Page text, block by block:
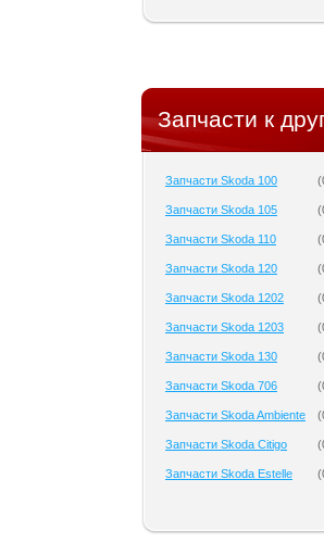
Запчасти к
Запчасти Skoda 100 (
Запчасти Skoda 105 (
Запчасти Skoda 110 (
Запчасти Skoda 120 (
Запчасти Skoda 1202 (
Запчасти Skoda 1203 (
Запчасти Skoda 130 (
Запчасти Skoda 706 (
Запчасти Skoda Ambiente (
Запчасти Skoda Citigo (
Запчасти Skoda Estelle (